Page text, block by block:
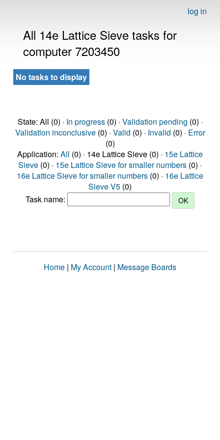
log in
All 14e Lattice Sieve tasks for
computer 7203450
No tasks to display
State: All (0) · In progress(0) · Validation pending (0) ·
Validation inconclusive(0) · Valid (0) · Invalid (0) · Error
(0)
Application: All (0) · 14e Lattice Sieve (0) · 15e Lattice
Sieve (0) · 15e Lattice Sieve for smaller numbers (0) ·
16e Lattice Sieve for smaller numbers (0) · 16e Lattice
Sieve V5 (0)
Task name:
Home | My Account | Message Boards